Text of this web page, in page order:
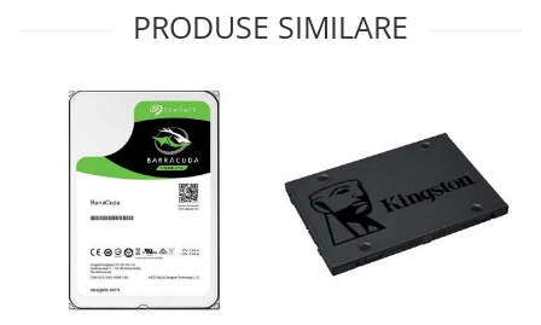
PRODUSE SIMILARE